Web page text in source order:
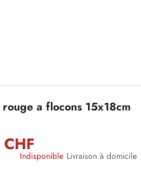
a flocons 15x18cm
Indisponible Livraison à domicile